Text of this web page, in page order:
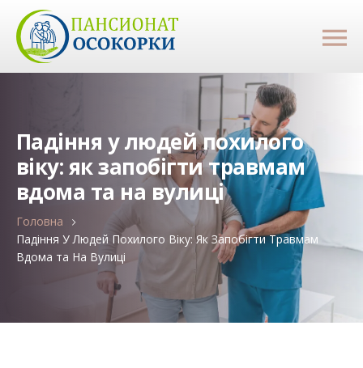
Падіння у людей похилого
віку: як запобігти травмам
вдома та на вулиці
Головна
Падіння У Людей Похилого Віку: Як Запобігти Травмам
Вдома та На Вулиці